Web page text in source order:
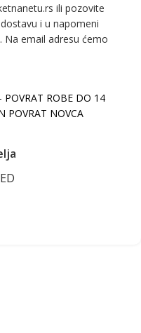
ili pozovite
i u napomeni
Na email adresu ćemo
POVRAT ROBE DO 14
POVRAT NOVCA